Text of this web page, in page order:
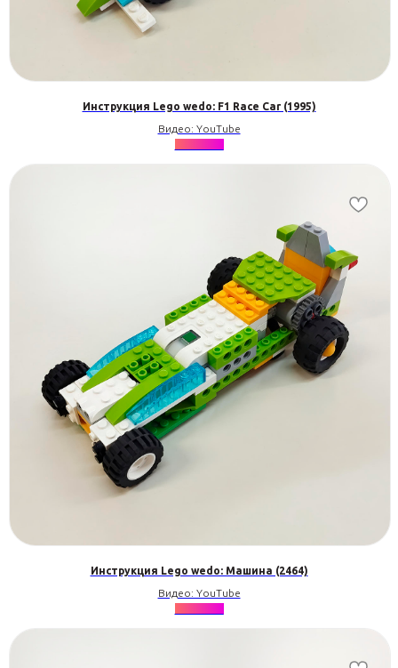
Инструкция Lego wedo: F1 Race Car (1995)
Видео: YouTube
Инструкция Lego wedo: Машина (2464)
Видео: YouTube